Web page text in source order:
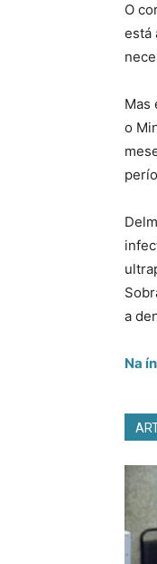
O
está
Mas
o
a
Na